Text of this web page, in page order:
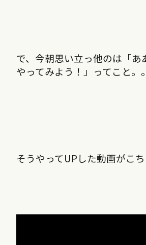
で、今朝思い立っ他のは「
やってみよう！」ってこと。。
そうやってUPした動画がこち